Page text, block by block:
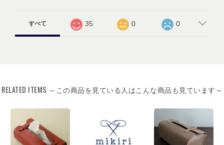
すべて 35 0 0
RELATED ITEMS ～この商品を見ている人はこんな商品も見ています～